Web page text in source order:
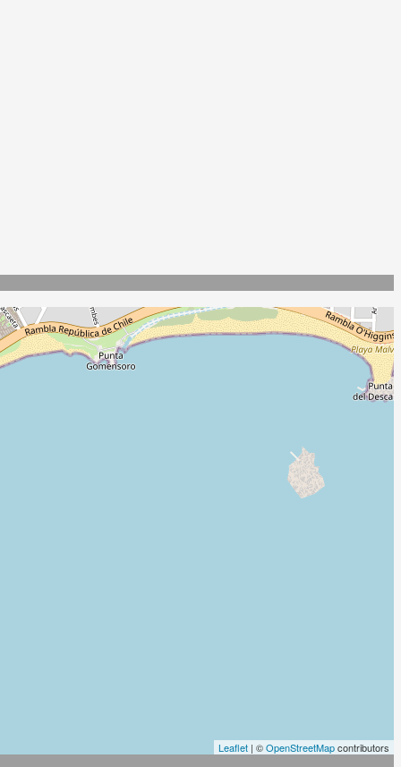
Leaflet | ©OpenStreetMapcontributors